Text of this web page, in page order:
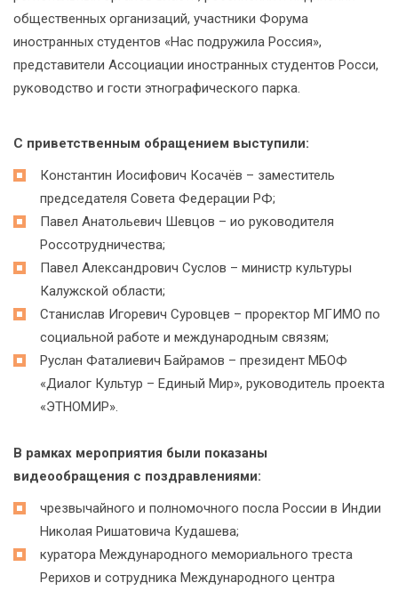
общественных организаций, участники Форума
иностранных студентов «Нас подружила Россия»,
представители Ассоциации иностранных студентов Росси,
руководство и гости этнографического парка.
С приветственным обращением выступили:
Константин Иосифович Косачёв – заместитель
председателя Совета Федерации РФ;
Павел Анатольевич Шевцов – ио руководителя
Россотрудничества;
Павел Александрович Суслов – министр культуры
Калужской области;
Станислав Игоревич Суровцев – проректор МГИМО по
социальной работе и международным связям;
Руслан Фаталиевич Байрамов – президент МБОФ
«Диалог Культур – Единый Мир», руководитель проекта
«ЭТНОМИР».
В рамках мероприятия были показаны
видеообращения с поздравлениями:
чрезвычайного и полномочного посла России в Индии
Николая Ришатовича Кудашева;
куратора Международного мемориального треста
Рерихов и сотрудника Международного центра